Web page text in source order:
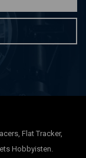
Flat Tracker,
Hobbyisten.